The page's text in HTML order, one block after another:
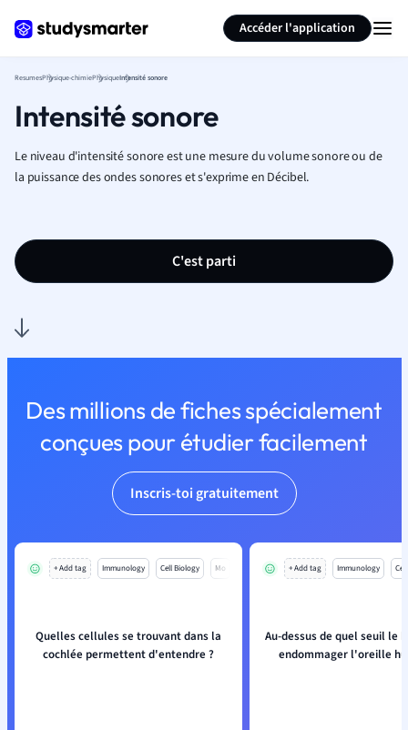
Accéder l'application
ResumesPhysique-chimiePhysiqueIntensité sonore
Intensité sonore
Le niveau d'intensité sonore est une mesure du volume sonore ou de
la puissance des ondes sonores et s'exprime en Décibel.
C'est parti
Des millions de fiches spécialement
conçues pour étudier facilement
Inscris-toi gratuitement
+ Add tag Immunology Cell Biology Mo
Quelles cellules se trouvant dans la
cochlée permettent d'entendre ?
+ Add tag Immunology
Au-dessus de quel seuil le
endommager l'oreille
Résumer la page